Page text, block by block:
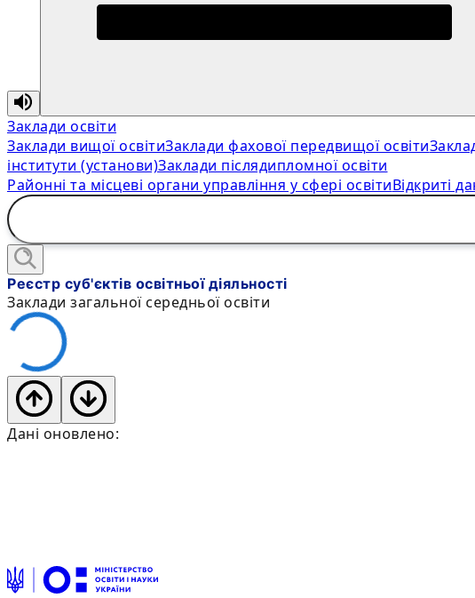
Заклади освіти
Заклади вищої освітиЗаклади фахової передвищої освіти
інститути (установи)Заклади післядипломної освіти
Районні та місцеві органи управління у сфері освітиВідкриті
Реєстр суб'єктів освітньої діяльності
Заклади загальної середньої освіти
Дані оновлено: